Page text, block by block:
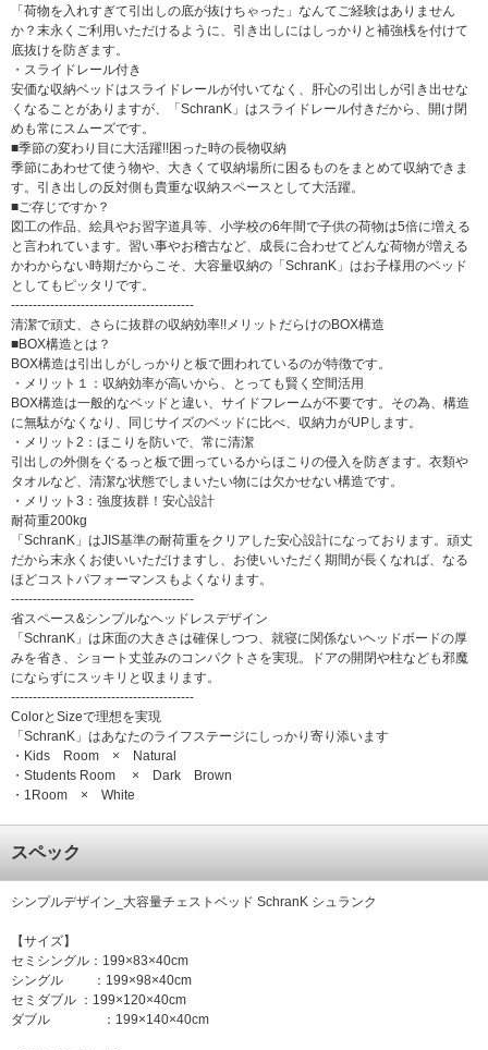
「荷物を入れすぎて引出しの底が抜けちゃった」なんてご経験はありません
か？末永くご利用いただけるように、引き出しにはしっかりと補強桟を付けて
底抜けを防ぎます。
・スライドレール付き
安価な収納ベッドはスライドレールが付いてなく、肝心の引出しが引き出せな
くなることがありますが、「SchranK」はスライドレール付きだから、開け閉
めも常にスムーズです。
■季節の変わり目に大活躍!!困った時の長物収納
季節にあわせて使う物や、大きくて収納場所に困るものをまとめて収納できま
す。引き出しの反対側も貴重な収納スペースとして大活躍。
■ご存じですか？
図工の作品、絵具やお習字道具等、小学校の6年間で子供の荷物は5倍に増える
と言われています。習い事やお稽古など、成長に合わせてどんな荷物が増える
かわからない時期だからこそ、大容量収納の「SchranK」はお子様用のベッド
としてもピッタリです。
------------------------------------------
清潔で頑丈、さらに抜群の収納効率!!メリットだらけのBOX構造
■BOX構造とは？
BOX構造は引出しがしっかりと板で囲われているのが特徴です。
・メリット１：収納効率が高いから、とっても賢く空間活用
BOX構造は一般的なベッドと違い、サイドフレームが不要です。その為、構造
に無駄がなくなり、同じサイズのベッドに比べ、収納力がUPします。
・メリット2：ほこりを防いで、常に清潔
引出しの外側をぐるっと板で囲っているからほこりの侵入を防ぎます。衣類や
タオルなど、清潔な状態でしまいたい物には欠かせない構造です。
・メリット3：強度抜群！安心設計
耐荷重200kg
「SchranK」はJIS基準の耐荷重をクリアした安心設計になっております。頑丈
だから末永くお使いいただけますし、お使いいただく期間が長くなれば、なる
ほどコストパフォーマンスもよくなります。
------------------------------------------
省スペース&シンプルなヘッドレスデザイン
「SchranK」は床面の大きさは確保しつつ、就寝に関係ないヘッドボードの厚
みを省き、ショート丈並みのコンパクトさを実現。ドアの開閉や柱なども邪魔
にならずにスッキリと収まります。
------------------------------------------
ColorとSizeで理想を実現
「SchranK」はあなたのライフステージにしっかり寄り添います
・Kids Room × Natural
・Students Room × Dark Brown
・1Room × White
スペック
シンプルデザイン_大容量チェストベッド SchranK シュランク
【サイズ】
セミシングル：199×83×40cm
シングル ：199×98×40cm
セミダブル ：199×120×40cm
ダブル ：199×140×40cm